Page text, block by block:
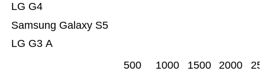
LG G3 A
Samsung Galaxy S5
LG G4
500 1000 1500 2000